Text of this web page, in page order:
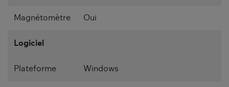
Magnétomètre Oui
Logiciel
Plateforme Windows